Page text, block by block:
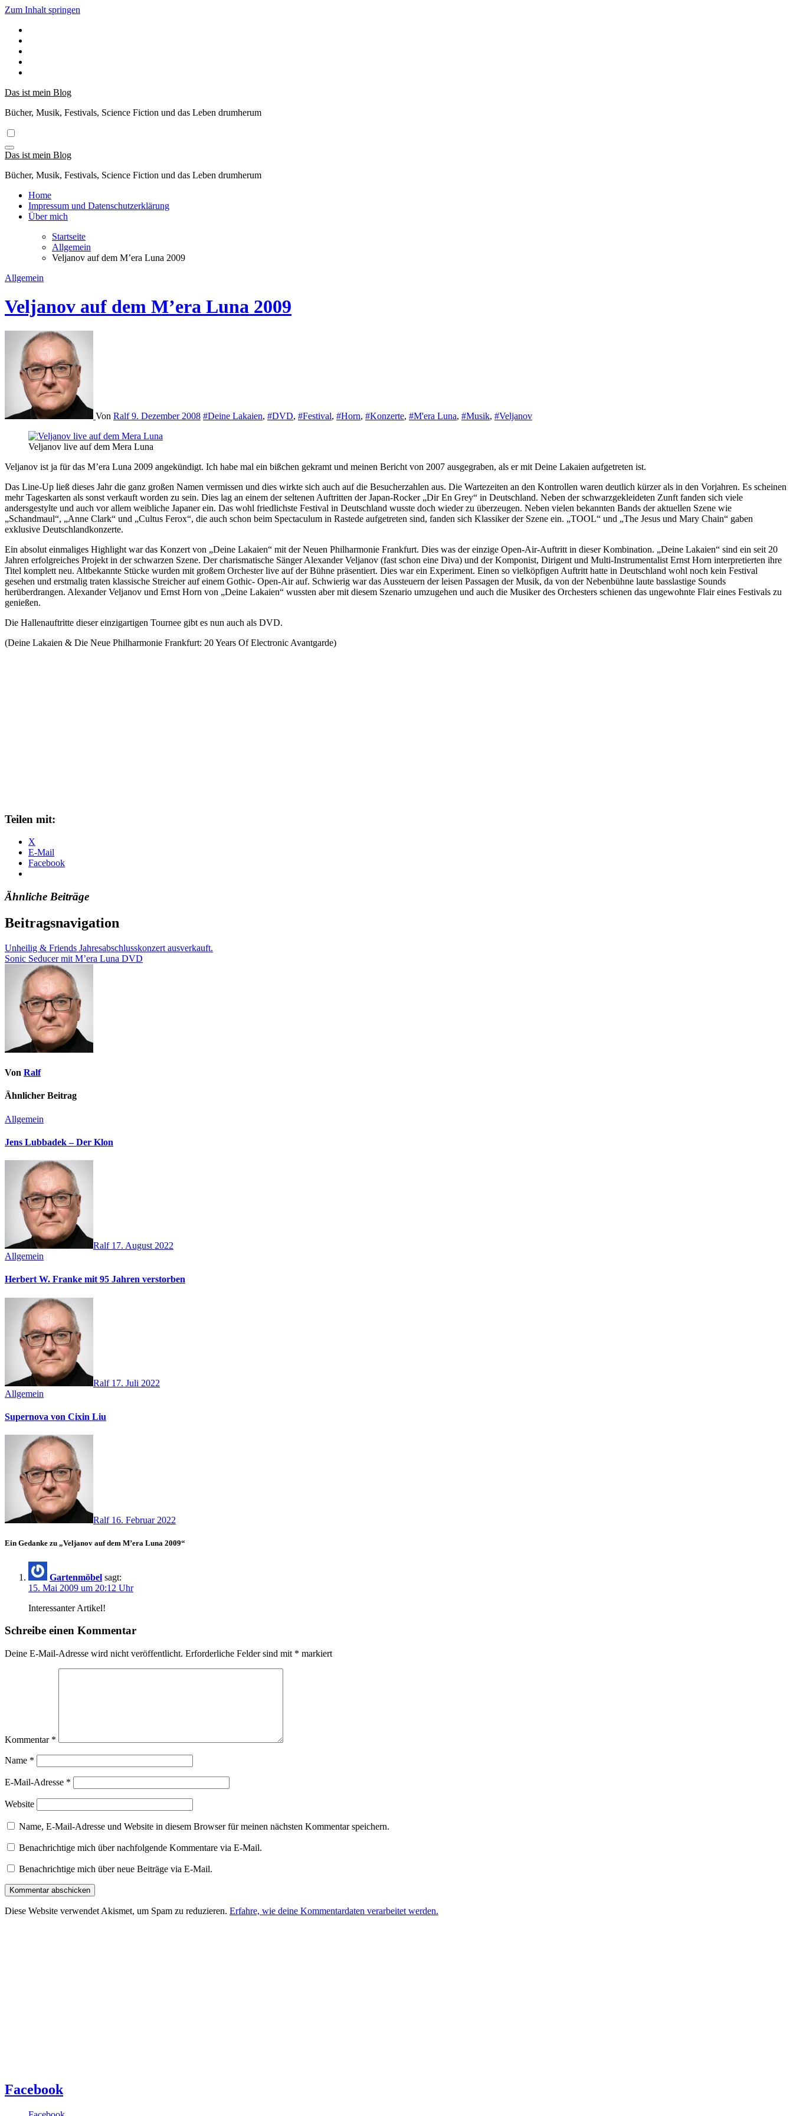
Zum Inhalt springen
Das ist mein Blog
Bücher, Musik, Festivals, Science Fiction und das Leben drumherum
Das ist mein Blog
Bücher, Musik, Festivals, Science Fiction und das Leben drumherum
Home
Impressum und Datenschutzerklärung
Über mich
Startseite
Allgemein
Veljanov auf dem M’era Luna 2009
Allgemein
Veljanov auf dem M’era Luna 2009
Von Ralf9. Dezember 2008 #Deine Lakaien, #DVD, #Festival, #Horn, #Konzerte, #M'era Luna, #Musik, #Veljanov
Veljanov live auf dem Mera Luna
Veljanov ist ja für das M’era Luna 2009 angekündigt. Ich habe mal ein bißchen gekramt und meinen Bericht von 2007 ausgegraben, als er mit Deine Lakaien aufgetreten ist.
Das Line-Up ließ dieses Jahr die ganz großen Namen vermissen und dies wirkte sich auch auf die Besucherzahlen aus. Die Wartezeiten an den Kontrollen waren deutlich kürzer als in den Vorjahren. Es scheinen
mehr Tageskarten als sonst verkauft worden zu sein. Dies lag an einem der seltenen Auftritten der Japan-Rocker „Dir En Grey“ in Deutschland. Neben der schwarzgekleideten Zunft fanden sich viele
andersgestylte und auch vor allem weibliche Japanerein. Das wohl friedlichste Festival in Deutschland wusste doch wieder zu überzeugen. Neben vielen bekannten Bands der aktuellen Szene wie
„Schandmaul“, „Anne Clark“ und „Cultus Ferox“, die auch schon beim Spectaculum in Rastede aufgetreten sind, fanden sich Klassiker der Szene ein. „TOOL“ und „The Jesus und Mary Chain“ gaben
exklusive Deutschlandkonzerte.
Ein absolut einmaliges Highlight war das Konzert von „Deine Lakaien“ mit der Neuen Philharmonie Frankfurt. Dies was der einzige Open-Air-Auftritt in dieser Kombination. „Deine Lakaien“ sind ein seit 20
Jahren erfolgreiches Projekt in der schwarzen Szene. Der charismatische Sänger Alexander Veljanov (fast schon eine Diva) und der Komponist, Dirigent und Multi-Instrumentalist Ernst Horn interpretierten ihre
Titel komplett neu. Altbekannte Stücke wurden mit großem Orchester live auf der Bühne präsentiert. Dies war ein Experiment. Einen so vielköpfigen Auftritt hatte in Deutschland wohl noch kein Festival
gesehen und erstmalig traten klassische Streicher auf einem Gothic- Open-Air auf. Schwierig war das Aussteuern der leisen Passagen der Musik, da von der Nebenbühne laute basslastige Sounds
herüberdrangen. Alexander Veljanov und Ernst Horn von „Deine Lakaien“ wussten aber mit diesem Szenario umzugehen und auch die Musiker des Orchesters schienen das ungewohnte Flair eines Festivals zu
genießen.
Die Hallenauftritte dieser einzigartigen Tournee gibt es nun auch als DVD.
(Deine Lakaien & Die Neue Philharmonie Frankfurt: 20 Years Of Electronic Avantgarde)
Teilen mit:
X
E-Mail
Facebook
Ähnliche Beiträge
Beitragsnavigation
Unheilig & Friends Jahresabschlusskonzert ausverkauft.
Sonic Seducer mit M’era Luna DVD
Von Ralf
Ähnlicher Beitrag
Allgemein
Jens Lubbadek – Der Klon
Ralf 17. August 2022
Allgemein
Herbert W. Franke mit 95 Jahren verstorben
Ralf 17. Juli 2022
Allgemein
Supernova von Cixin Liu
Ralf 16. Februar 2022
Ein Gedanke zu „Veljanov auf dem M’era Luna 2009“
Gartenmöbel sagt:
15. Mai 2009 um 20:12 Uhr
Interessanter Artikel!
Schreibe einen Kommentar
Deine E-Mail-Adresse wird nicht veröffentlicht. Erforderliche Felder sind mit * markiert
Kommentar *
Name *
E-Mail-Adresse *
Website
Name, E-Mail-Adresse und Website in diesem Browser für meinen nächsten Kommentar speichern.
Benachrichtige mich über nachfolgende Kommentare via E-Mail.
Benachrichtige mich über neue Beiträge via E-Mail.
Diese Website verwendet Akismet, um Spam zu reduzieren. Erfahre, wie deine Kommentardaten verarbeitet werden.
Facebook